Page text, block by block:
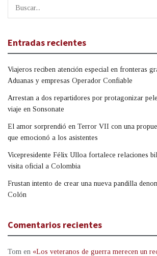
Entradas recientes
Viajeros reciben atención especial en fronteras
Aduanas y empresas Operador Confiable
Arrestan a dos repartidores por protagonizar
viaje en Sonsonate
El amor sorprendió en Terror VII con una
que emocionó a los asistentes
Vicepresidente Félix Ulloa fortalece relaciones
visita oficial a Colombia
Frustan intento de crear una nueva pandilla
Colón
Comentarios recientes
Tom en «Los veteranos de guerra merecen un